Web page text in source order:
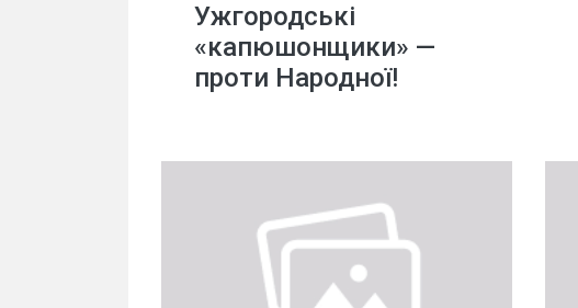
Ужгородські
«капюшонщики» —
проти Народної!